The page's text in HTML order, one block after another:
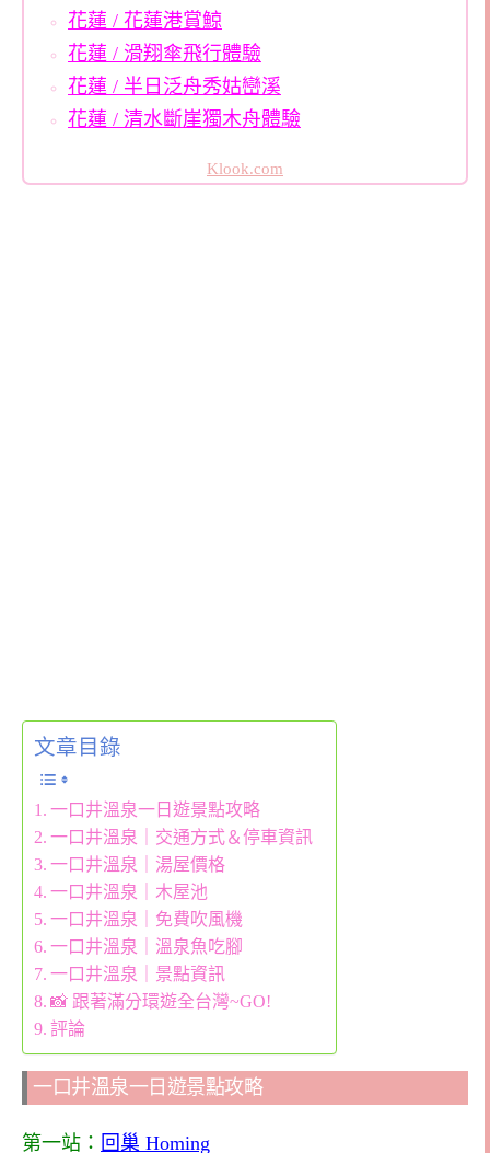
花蓮 / 花蓮港賞鯨
花蓮 / 滑翔傘飛行體驗
花蓮 / 半日泛舟秀姑巒溪
花蓮 / 清水斷崖獨木舟體驗
Klook.com
文章目錄
一口井溫泉一日遊景點攻略
一口井溫泉｜交通方式＆停車資訊
一口井溫泉｜湯屋價格
一口井溫泉｜木屋池
一口井溫泉｜免費吹風機
一口井溫泉｜溫泉魚吃腳
一口井溫泉｜景點資訊
📸 跟著滿分環遊全台灣~GO!
評論
一口井溫泉一日遊景點攻略
第一站： 回巢 Homing